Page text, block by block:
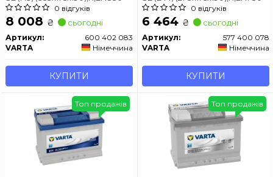
0 відгуків
8 008 ₴ сьогодні
Артикул:
600 402 083
VARTA
Німеччина
КУПИТИ
0 відгуків
6 464 ₴ сьогодні
Артикул:
577 400 078
VARTA
Німеччина
КУПИТИ
Топ продажів Топ продажів